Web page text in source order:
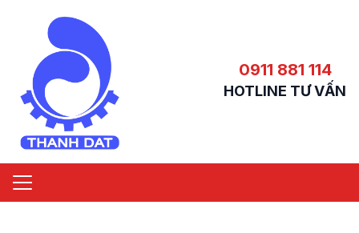
0911 881 114
HOTLINE TƯ VẤN